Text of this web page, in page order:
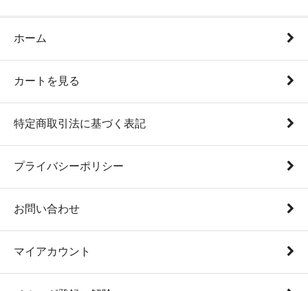
ホーム
カートを見る
特定商取引法に基づく表記
プライバシーポリシー
お問い合わせ
マイアカウント